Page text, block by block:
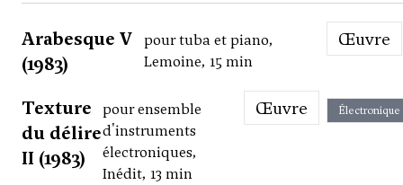
Arabesque V
(1983)
pour tuba et piano,
Lemoine, 15 min
Œuvre
Texture
du délire
II (1983)
pour ensemble
d'instruments
électroniques,
Inédit, 13 min
Œuvre Électronique